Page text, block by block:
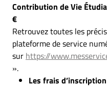
Contribution de Vie
€
Retrouvez toutes les
plateforme de service
sur https://
».
Les frais